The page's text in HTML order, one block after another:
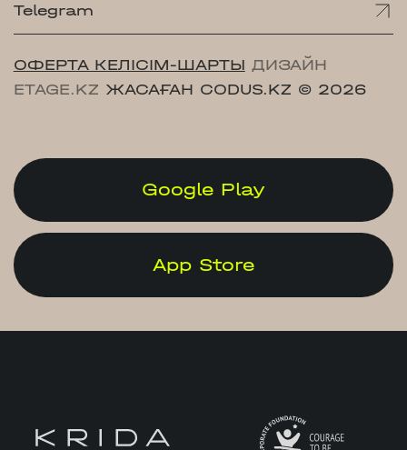
Telegram
ОФЕРТА КЕЛІСІМ-ШАРТЫ ДИЗАЙН
ETAGE.KZ ЖАСАҒАН CODUS.KZ © 2026
Google Play
App Store